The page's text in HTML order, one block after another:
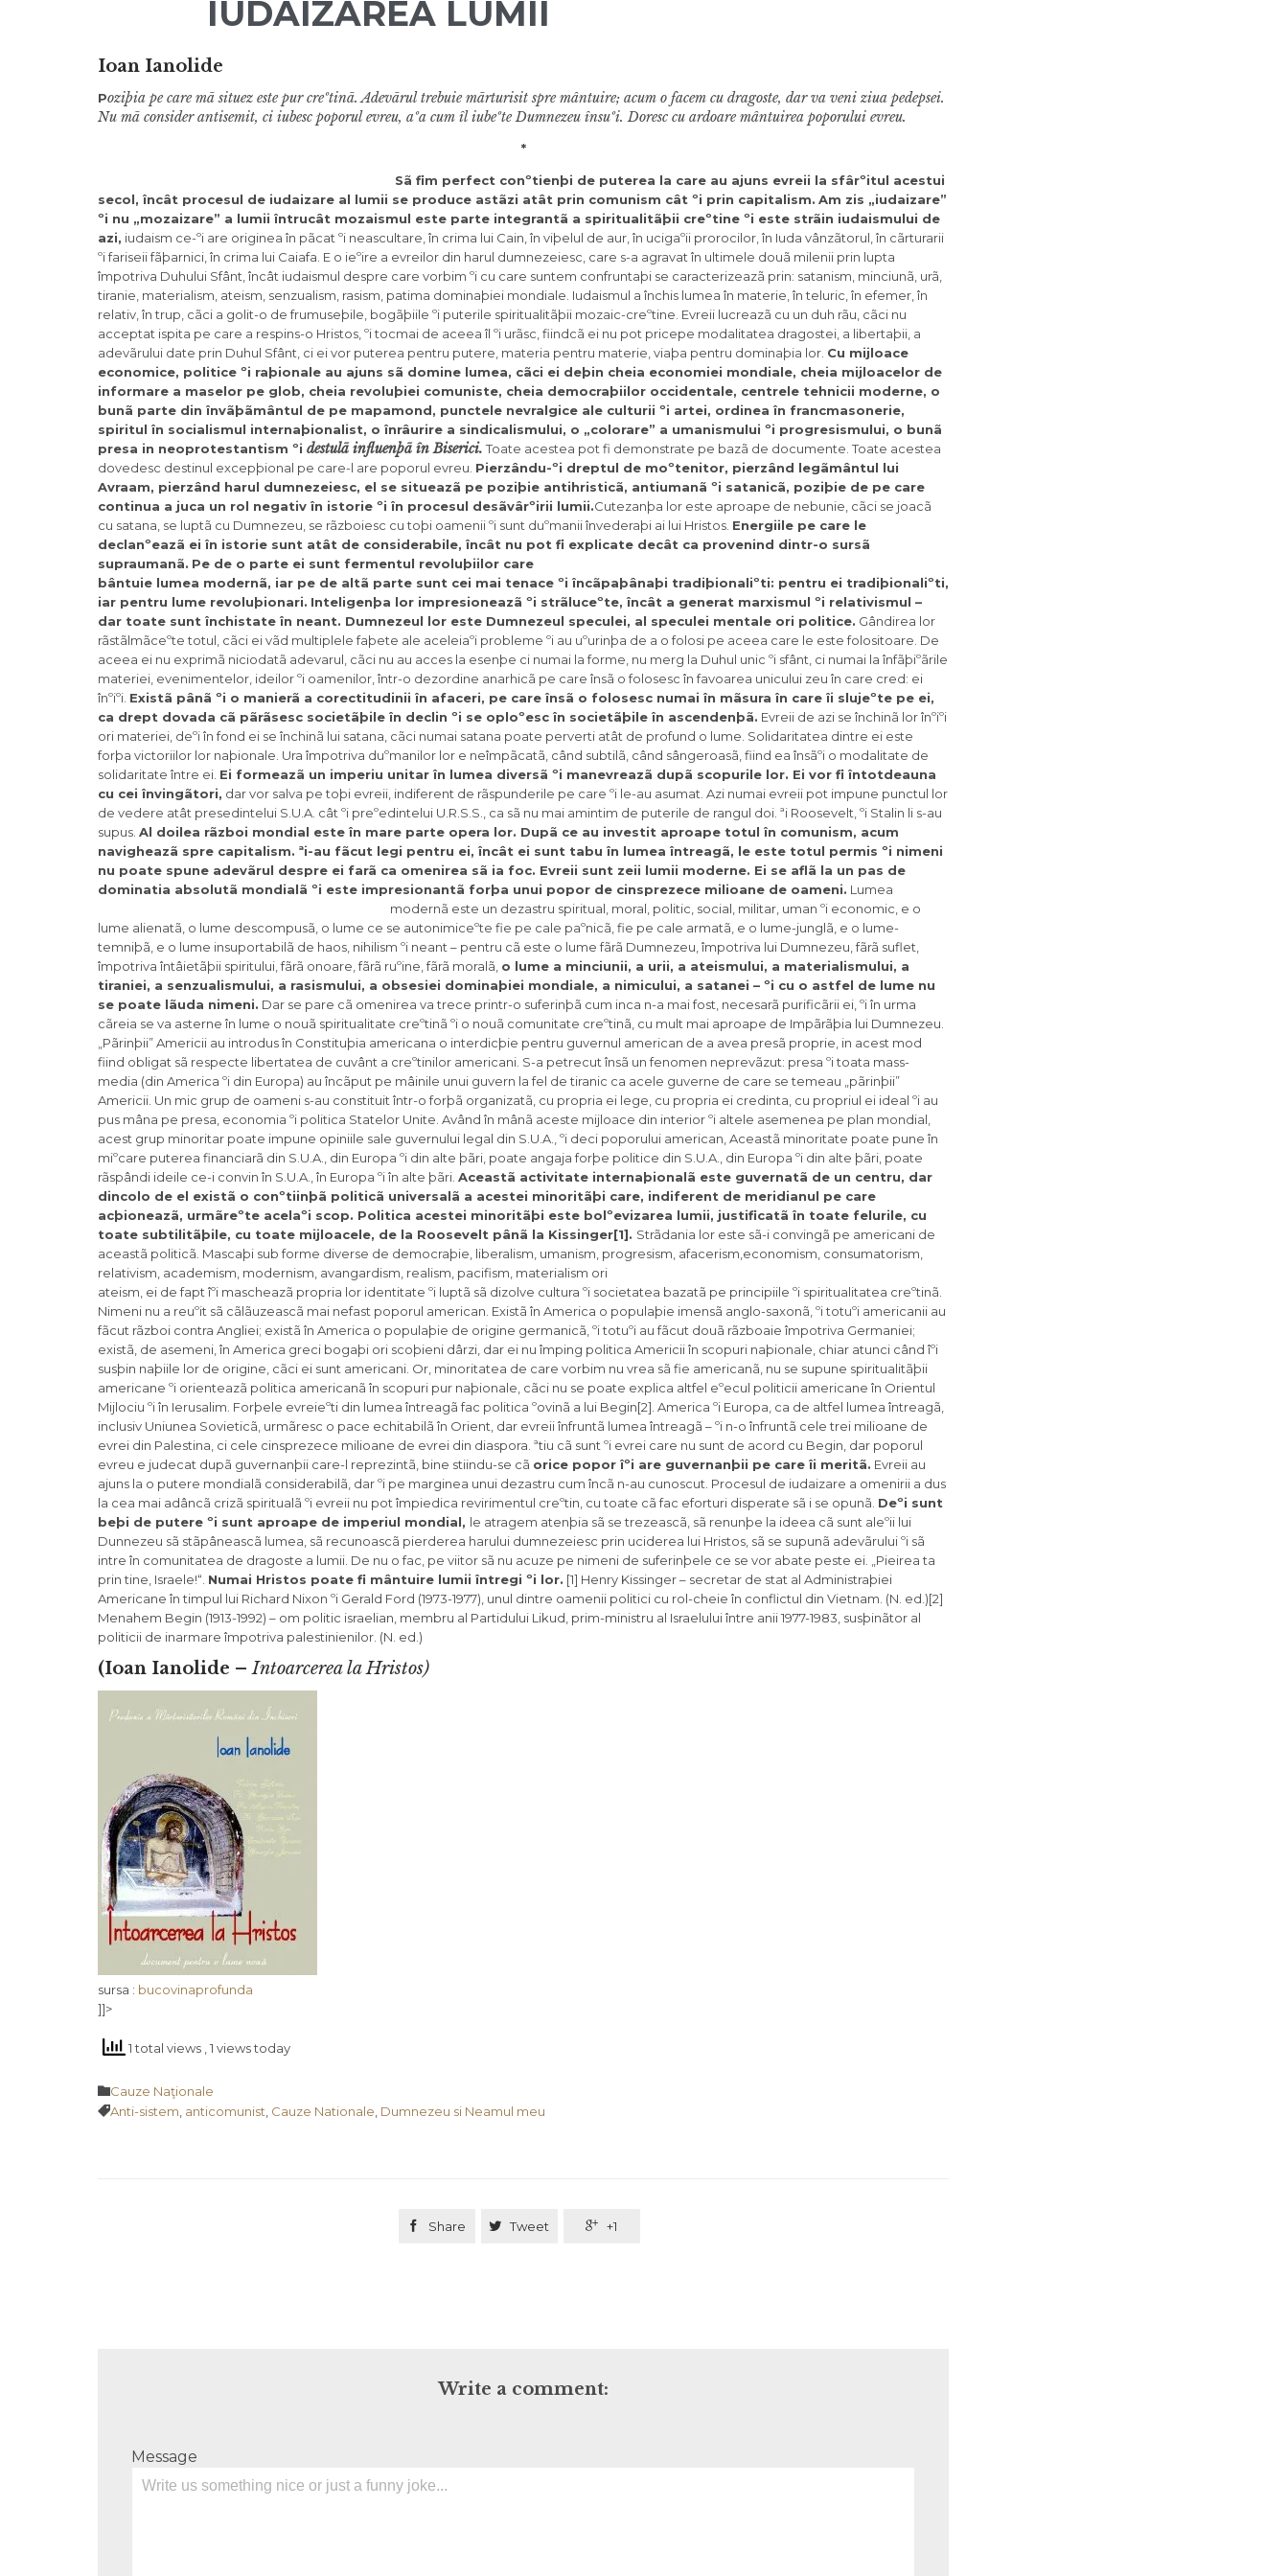
IUDAIZAREA LUMII
Ioan Ianolide
Poziþia pe care mã situez este pur creºtinã. Adevãrul trebuie mãrturisit spre mântuire; acum o facem cu dragoste, dar va veni ziua pedepsei.
Nu mã consider antisemit, ci iubesc poporul evreu, aºa cum îl iubeºte Dumnezeu însuºi. Doresc cu ardoare mântuirea poporului evreu.
*
Sã fim perfect conºtienþi de puterea la care au ajuns evreii la sfârºitul acestui
secol, încât procesul de iudaizare al lumii se produce astãzi atât prin comunism cât ºi prin capitalism. Am zis „iudaizare”
ºi nu „mozaizare” a lumii întrucât mozaismul este parte integrantã a spiritualitãþii creºtine ºi este strãin iudaismului de
azi, iudaism ce-ºi are originea în pãcat ºi neascultare, în crima lui Cain, în viþelul de aur, în ucigaºii prorocilor, în Iuda vânzãtorul, în cãrturarii
ºi fariseii fãþarnici, în crima lui Caiafa. E o ieºire a evreilor din harul dumnezeiesc, care s-a agravat în ultimele douã milenii prin lupta
împotriva Duhului Sfânt, încât iudaismul despre care vorbim ºi cu care suntem confruntaþi se caracterizeazã prin: satanism, minciunã, urã,
tiranie, materialism, ateism, senzualism, rasism, patima dominaþiei mondiale. Iudaismul a închis lumea în materie, în teluric, în efemer, în
relativ, în trup, cãci a golit-o de frumuseþile, bogãþiile ºi puterile spiritualitãþii mozaic-creºtine. Evreii lucreazã cu un duh rãu, cãci nu
acceptat ispita pe care a respins-o Hristos, ºi tocmai de aceea îl ºi urãsc, fiindcã ei nu pot pricepe modalitatea dragostei, a libertaþii, a
adevãrului date prin Duhul Sfânt, ci ei vor puterea pentru putere, materia pentru materie, viaþa pentru dominaþia lor. Cu mijloace
economice, politice ºi raþionale au ajuns sã domine lumea, cãci ei deþin cheia economiei mondiale, cheia mijloacelor de
informare a maselor pe glob, cheia revoluþiei comuniste, cheia democraþiilor occidentale, centrele tehnicii moderne, o
bunã parte din învãþãmântul de pe mapamond, punctele nevralgice ale culturii ºi artei, ordinea în francmasonerie,
spiritul în socialismul internaþionalist, o înrâurire a sindicalismului, o „colorare” a umanismului ºi progresismului, o bunã
presa in neoprotestantism ºi destulã influenþã în Biserici.Toate acestea pot fi demonstrate pe bazã de documente. Toate acestea
dovedesc destinul excepþional pe care-l are poporul evreu. Pierzându-ºi dreptul de moºtenitor, pierzând legãmântul lui
Avraam, pierzând harul dumnezeiesc, el se situeazã pe poziþie antihristicã, antiumanã ºi satanicã, poziþie de pe care
continua a juca un rol negativ în istorie ºi în procesul desãvârºirii lumii.Cutezanþa lor este aproape de nebunie, cãci se joacã
cu satana, se luptã cu Dumnezeu, se rãzboiesc cu toþi oamenii ºi sunt duºmanii învederaþi ai lui Hristos. Energiile pe care le
declanºeazã ei în istorie sunt atât de considerabile, încât nu pot fi explicate decât ca provenind dintr-o sursã
supraumanã. Pe de o parte ei sunt fermentul revoluþiilor care
bântuie lumea modernã, iar pe de altã parte sunt cei mai tenace ºi încãpaþânaþi tradiþionaliºti: pentru ei tradiþionaliºti,
iar pentru lume revoluþionari. Inteligenþa lor impresioneazã ºi strãluceºte, încât a generat marxismul ºi relativismul –
dar toate sunt închistate în neant. Dumnezeul lor este Dumnezeul speculei, al speculei mentale ori politice. Gândirea lor
rãstãlmãceºte totul, cãci ei vãd multiplele faþete ale aceleiaºi probleme ºi au uºurinþa de a o folosi pe aceea care le este folositoare. De
aceea ei nu exprimã niciodatã adevarul, cãci nu au acces la esenþe ci numai la forme, nu merg la Duhul unic ºi sfânt, ci numai la înfãþiºãrile
materiei, evenimentelor, ideilor ºi oamenilor, într-o dezordine anarhicã pe care însã o folosesc în favoarea unicului zeu în care cred: ei
înºiºi. Existã pânã ºi o manierã a corectitudinii în afaceri, pe care însã o folosesc numai în mãsura în care îi slujeºte pe ei,
ca drept dovada cã pãrãsesc societãþile în declin ºi se oploºesc în societãþile în ascendenþã. Evreii de azi se închinã lor înºiºi
ori materiei, deºi în fond ei se închinã lui satana, cãci numai satana poate perverti atât de profund o lume. Solidaritatea dintre ei este
forþa victoriilor lor naþionale. Ura împotriva duºmanilor lor e neîmpãcatã, când subtilã, când sângeroasã, fiind ea însãºi o modalitate de
solidaritate între ei. Ei formeazã un imperiu unitar în lumea diversã ºi manevreazã dupã scopurile lor. Ei vor fi întotdeauna
cu cei învingãtori, dar vor salva pe toþi evreii, indiferent de rãspunderile pe care ºi le-au asumat. Azi numai evreii pot impune punctul lor
de vedere atât presedintelui S.U.A. cât ºi preºedintelui U.R.S.S., ca sã nu mai amintim de puterile de rangul doi. ªi Roosevelt, ºi Stalin li s-au
supus. Al doilea rãzboi mondial este în mare parte opera lor. Dupã ce au investit aproape totul în comunism, acum
navigheazã spre capitalism. ªi-au fãcut legi pentru ei, încât ei sunt tabu în lumea întreagã, le este totul permis ºi nimeni
nu poate spune adevãrul despre ei farã ca omenirea sã ia foc. Evreii sunt zeii lumii moderne. Ei se aflã la un pas de
dominatia absolutã mondialã ºi este impresionantã forþa unui popor de cinsprezece milioane de oameni. Lumea
modernã este un dezastru spiritual, moral, politic, social, militar, uman ºi economic, e o
lume alienatã, o lume descompusã, o lume ce se autonimiceºte fie pe cale paºnicã, fie pe cale armatã, e o lume-junglã, e o lume-
temniþã, e o lume insuportabilã de haos, nihilism ºi neant – pentru cã este o lume fãrã Dumnezeu, împotriva lui Dumnezeu, fãrã suflet,
împotriva întâietãþii spiritului, fãrã onoare, fãrã ruºine, fãrã moralã, o lume a minciunii, a urii, a ateismului, a materialismului, a
tiraniei, a senzualismului, a rasismului, a obsesiei dominaþiei mondiale, a nimicului, a satanei – ºi cu o astfel de lume nu
se poate lãuda nimeni. Dar se pare cã omenirea va trece printr-o suferinþã cum inca n-a mai fost, necesarã purificãrii ei, ºi în urma
cãreia se va asterne în lume o nouã spiritualitate creºtinã ºi o nouã comunitate creºtinã, cu mult mai aproape de Impãrãþia lui Dumnezeu.
„Pãrinþii” Americii au introdus în Constituþia americana o interdicþie pentru guvernul american de a avea presã proprie, in acest mod
fiind obligat sã respecte libertatea de cuvânt a creºtinilor americani. S-a petrecut însã un fenomen neprevãzut: presa ºi toata mass-
media (din America ºi din Europa) au încãput pe mâinile unui guvern la fel de tiranic ca acele guverne de care se temeau „pãrinþii”
Americii. Un mic grup de oameni s-au constituit într-o forþã organizatã, cu propria ei lege, cu propria ei credinta, cu propriul ei ideal ºi au
pus mâna pe presa, economia ºi politica Statelor Unite. Având în mânã aceste mijloace din interior ºi altele asemenea pe plan mondial,
acest grup minoritar poate impune opiniile sale guvernului legal din S.U.A., ºi deci poporului american, Aceastã minoritate poate pune în
miºcare puterea financiarã din S.U.A., din Europa ºi din alte þãri, poate angaja forþe politice din S.U.A., din Europa ºi din alte þãri, poate
rãspândi ideile ce-i convin în S.U.A., în Europa ºi în alte þãri. Aceastã activitate internaþionalã este guvernatã de un centru, dar
dincolo de el existã o conºtiinþã politicã universalã a acestei minoritãþi care, indiferent de meridianul pe care
acþioneazã, urmãreºte acelaºi scop. Politica acestei minoritãþi este bolºevizarea lumii, justificatã în toate felurile, cu
toate subtilitãþile, cu toate mijloacele, de la Roosevelt pânã la Kissinger[1]. Strãdania lor este sã-i convingã pe americani de
aceastã politicã. Mascaþi sub forme diverse de democraþie, liberalism, umanism, progresism, afacerism, economism, consumatorism,
relativism, academism, modernism, avangardism, realism, pacifism, materialism ori
ateism, ei de fapt îºi mascheazã propria lor identitate ºi luptã sã dizolve cultura ºi societatea bazatã pe principiile ºi spiritualitatea creºtinã.
Nimeni nu a reuºit sã cãlãuzeascã mai nefast poporul american. Existã în America o populaþie imensã anglo-saxonã, ºi totuºi americanii au
fãcut rãzboi contra Angliei; existã în America o populaþie de origine germanicã, ºi totuºi au fãcut douã rãzboaie împotriva Germaniei;
existã, de asemeni, în America greci bogaþi ori scoþieni dârzi, dar ei nu împing politica Americii în scopuri naþionale, chiar atunci când îºi
susþin naþiile lor de origine, cãci ei sunt americani. Or, minoritatea de care vorbim nu vrea sã fie americanã, nu se supune spiritualitãþii
americane ºi orienteazã politica americanã în scopuri pur naþionale, cãci nu se poate explica altfel eºecul politicii americane în Orientul
Mijlociu ºi în Ierusalim. Forþele evreieºti din lumea întreagã fac politica ºovinã a lui Begin[2]. America ºi Europa, ca de altfel lumea întreagã,
inclusiv Uniunea Sovieticã, urmãresc o pace echitabilã în Orient, dar evreii înfruntã lumea întreagã – ºi n-o înfruntã cele trei milioane de
evrei din Palestina, ci cele cinsprezece milioane de evrei din diaspora. ªtiu cã sunt ºi evrei care nu sunt de acord cu Begin, dar poporul
evreu e judecat dupã guvernanþii care-l reprezintã, bine stiindu-se cã orice popor îºi are guvernanþii pe care îi meritã. Evreii au
ajuns la o putere mondialã considerabilã, dar ºi pe marginea unui dezastru cum încã n-au cunoscut. Procesul de iudaizare a omenirii a dus
la cea mai adâncã crizã spiritualã ºi evreii nu pot împiedica revirimentul creºtin, cu toate cã fac eforturi disperate sã i se opunã. Deºi sunt
beþi de putere ºi sunt aproape de imperiul mondial, le atragem atenþia sã se trezeascã, sã renunþe la ideea cã sunt aleºii lui
Dunnezeu sã stãpâneascã lumea, sã recunoascã pierderea harului dumnezeiesc prin uciderea lui Hristos, sã se supunã adevãrului ºi sã
intre în comunitatea de dragoste a lumii. De nu o fac, pe viitor sã nu acuze pe nimeni de suferinþele ce se vor abate peste ei. „Pieirea ta
prin tine, Israele!“. Numai Hristos poate fi mântuire lumii întregi ºi lor. [1] Henry Kissinger – secretar de stat al Administraþiei
Americane în timpul lui Richard Nixon ºi Gerald Ford (1973-1977), unul dintre oamenii politici cu rol-cheie în conflictul din Vietnam. (N. ed.)[2]
Menahem Begin (1913-1992) – om politic israelian, membru al Partidului Likud, prim-ministru al Israelului între anii 1977-1983, susþinãtor al
politicii de inarmare împotriva palestinienilor. (N. ed.)
(Ioan Ianolide –Intoarcerea la Hristos)
sursa : bucovinaprofunda
]]>
1 total views , 1 views today
Category
Cauze Naţionale
Tags
Anti-sistem anticomunist Cauze Nationale Dumnezeu si Neamul meu
 Share  Tweet  +1
Write a comment:
Message